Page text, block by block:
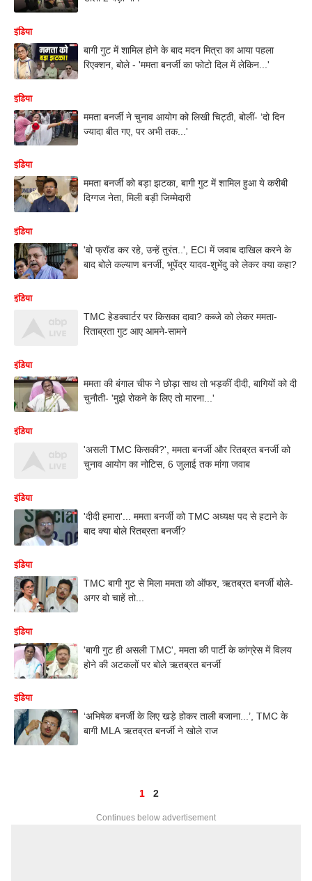
इंडिया
बागी गुट में शामिल होने के बाद मदन मित्रा का आया पहला
रिएक्शन, बोले - 'ममता बनर्जी का फोटो दिल में लेकिन...'
इंडिया
ममता बनर्जी ने चुनाव आयोग को लिखी चिट्ठी, बोलीं- ‘दो दिन
ज्यादा बीत गए, पर अभी तक...'
इंडिया
ममता बनर्जी को बड़ा झटका, बागी गुट में शामिल हुआ ये करीबी
दिग्गज नेता, मिली बड़ी जिम्मेदारी
इंडिया
'वो फ्रॉड कर रहे, उन्हें तुरंत..', ECI में जवाब दाखिल करने के
बाद बोले कल्याण बनर्जी, भूपेंद्र यादव-शुभेंदु को लेकर क्या कहा?
इंडिया
TMC हेडक्वार्टर पर किसका दावा? कब्जे को लेकर ममता-
रिताब्रता गुट आए आमने-सामने
इंडिया
ममता की बंगाल चीफ ने छोड़ा साथ तो भड़कीं दीदी, बागियों को दी
चुनौती- 'मुझे रोकने के लिए तो मारना...'
इंडिया
'असली TMC किसकी?', ममता बनर्जी और रितब्रत बनर्जी को
चुनाव आयोग का नोटिस, 6 जुलाई तक मांगा जवाब
इंडिया
'दीदी हमारा'... ममता बनर्जी को TMC अध्यक्ष पद से हटाने के
बाद क्या बोले रितब्रता बनर्जी?
इंडिया
TMC बागी गुट से मिला ममता को ऑफर, ऋतब्रत बनर्जी बोले-
अगर वो चाहें तो...
इंडिया
'बागी गुट ही असली TMC', ममता की पार्टी के कांग्रेस में विलय
होने की अटकलों पर बोले ऋतब्रत बनर्जी
इंडिया
‘अभिषेक बनर्जी के लिए खड़े होकर ताली बजाना...’, TMC के
बागी MLA ऋतव्रत बनर्जी ने खोले राज
1 2
Continues below advertisement